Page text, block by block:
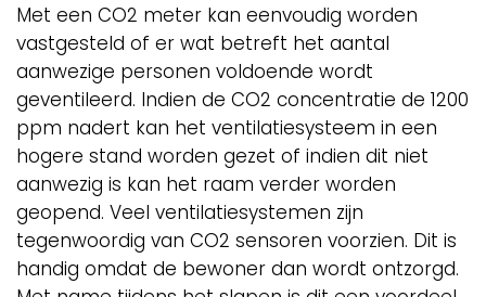
Met een CO2 meter kan eenvoudig worden
vastgesteld of er wat betreft het aantal
aanwezige personen voldoende wordt
geventileerd. Indien de CO2 concentratie de 1200
ppm nadert kan het ventilatiesysteem in een
hogere stand worden gezet of indien dit niet
aanwezig is kan het raam verder worden
geopend. Veel ventilatiesystemen zijn
tegenwoordig van CO2 sensoren voorzien. Dit is
handig omdat de bewoner dan wordt ontzorgd.